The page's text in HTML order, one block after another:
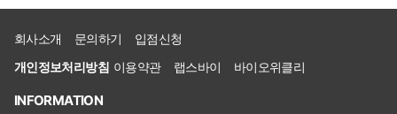
회사소개 문의하기
입점신청
개인정보처리방침 이용약관 랩스바이 바이오위클리
INFORMATION